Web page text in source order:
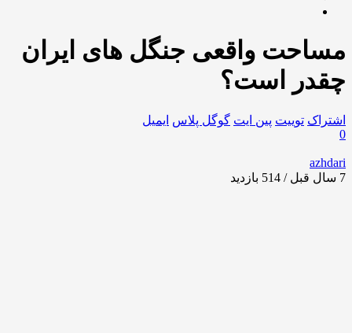
مساحت واقعی جنگل های ایران
چقدر است؟
اشتراک توییت پین ایت گوگل‌ پلاس ایمیل
0
azhdari
7 سال قبل / 514
بازدید